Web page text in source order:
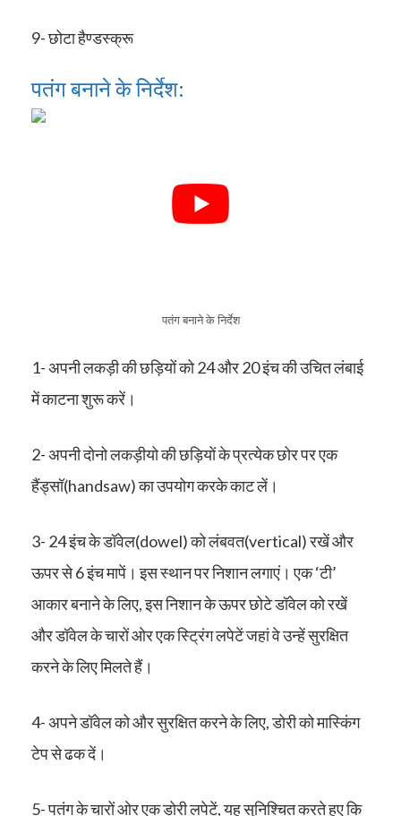
9- छोटा हैण्डस्क्रू
पतंग बनाने के निर्देश:
पतंग बनाने के निर्देश
1- अपनी लकड़ी की छड़ियों को 24 और 20 इंच की उचित लंबाई
में काटना शुरू करें।
2- अपनी दोनो लकड़ीयो की छड़ियों के प्रत्येक छोर पर एक
हैंड्सॉ(handsaw) का उपयोग करके काट लें।
3- 24 इंच के डॉवेल(dowel) को लंबवत(vertical) रखें और
ऊपर से 6 इंच मापें। इस स्थान पर निशान लगाएं। एक ‘टी’
आकार बनाने के लिए, इस निशान के ऊपर छोटे डॉवेल को रखें
और डॉवेल के चारों ओर एक स्ट्रिंग लपेटें जहां वे उन्हें सुरक्षित
करने के लिए मिलते हैं।
4- अपने डॉवेल को और सुरक्षित करने के लिए, डोरी को मास्किंग
टेप से ढक दें।
5- पतंग के चारों ओर एक डोरी लपेटें, यह सुनिश्चित करते हुए कि